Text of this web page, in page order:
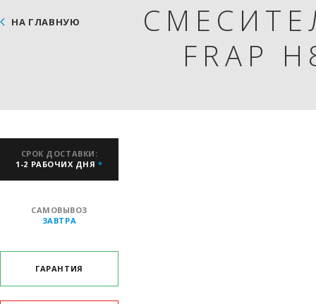
FRAP
НА ГЛАВНУЮ
СРОК ДОСТАВКИ:
1-2 РАБОЧИХ ДНЯ*
САМОВЫВОЗ
ЗАВТРА
ГАРАНТИЯ